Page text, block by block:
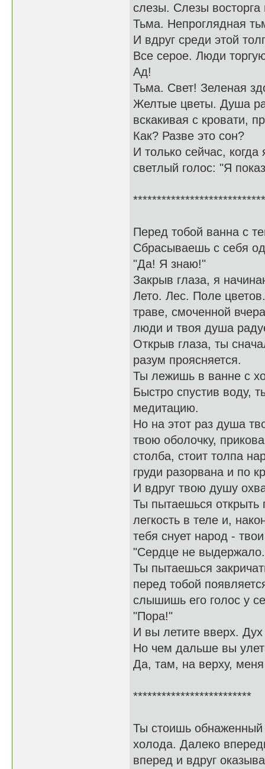
слезы. Слезы восторга
Тьма. Непроглядная
И вдруг среди этой
Все серое. Люди
Ад!
Тьма. Свет! Зеленая
Желтые цветы. Душа
вскакивая с кровати,
Как? Разве это сон?
И только сейчас,
светлый голос: "Я
****************************
Перед тобой ванна с
Сбрасываешь с себя
"Да! Я знаю!"
Закрыв глаза, я
Лето. Лес. Поле
траве, смоченной
люди и твоя душа
Открыв глаза, ты
разум проясняется.
Ты лежишь в ванне с
Быстро спустив воду,
медитацию.
Но на этот раз душа
твою оболочку,
столба, стоит толпа
груди разорвана и по
И вдруг твою душу
Ты пытаешься открыть
легкость в теле и,
тебя снует народ -
"Сердце не
Ты пытаешься
перед тобой
слышишь его голос у
"Пора!"
И вы летите вверх. Дух
Но чем дальше вы
Да, там, на верху,
*************************
Ты стоишь обнаженный
холода. Далеко
вперед и вдруг